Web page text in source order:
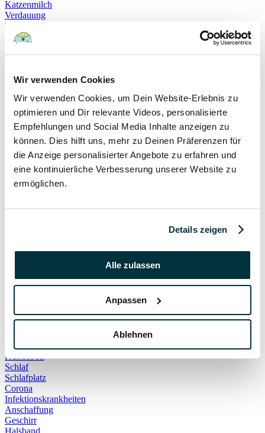
Wir verwenden Cookies
Wir verwenden Cookies, um Dein Website-Erlebnis zu
optimieren und Dir relevante Videos, personalisierte
Empfehlungen und Social Media Inhalte anzeigen zu
können. Dies hilft uns, mehr zu Deinen Präferenzen für
die Anzeige personalisierter Angebote zu erfahren und
eine kontinuierliche Verbesserung unserer Website zu
ermöglichen.
Details zeigen
Alle zulassen
Anpassen
Ablehnen
Katzenmilch
Verdauung
Beruhigung
Katzenverhalten
Schnurren
Selbstheilung
Hundeerziehung
Prüfung
Sachkundenachweis
Sozialverträglichkeit
Bloodhound
Hundesport
Mantrailing
Rettungshund
Schäferhund
Schweißhund
Niesen
Parvovirose
Kater
Leckerlies
Leinenführigkeit
Schmerzen
Hundebett
Schlaf
Schlafplatz
Corona
Infektionskrankheiten
Anschaffung
Geschirr
Halsband